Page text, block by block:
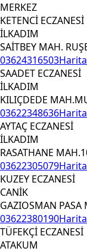
MERKEZ
KETENCİ ECZANESİ
İLKADIM
SAİTBEY MAH.
03624316503
SAADET ECZANESİ
İLKADIM
KILIÇDEDE
03622348636
AYTAÇ ECZANESİ
İLKADIM
RASATHANE
03622305079
KUZEY ECZANESİ
CANİK
GAZIOSMAN PASA
03622380190
TÜFEKÇİ ECZANESİ
ATAKUM